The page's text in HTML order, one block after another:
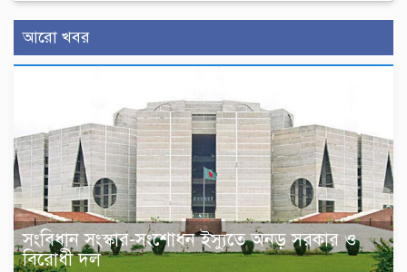
আরো খবর
সংবিধান সংস্কার-সংশোধন ইস্যুতে অনড় সরকার ও
বিরোধী দল